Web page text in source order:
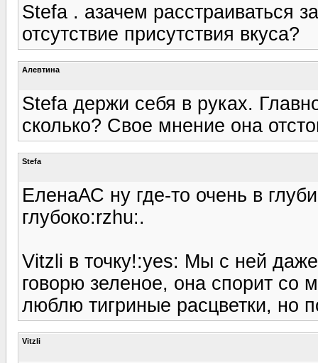
Stefa . азачем расстраиваться
отсутствие присутствия вкуса?
Алевтина
Stefa держи себя в руках.
сколько? Свое мнение она
Stefa
ЕленаАС ну где-то очень в
глубоко:rzhu:.
Vitzli в точку!:yes: Мы с ней
говорю зеленое, она спорит со
люблю тигриные расцветки, но
Vitzli